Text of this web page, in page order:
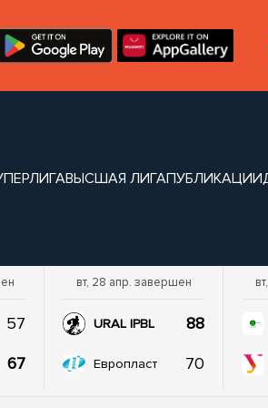
ВЫСШАЯ ЛИГАПУБЛИКАЦИИ
57
67
вт, 28 апр. завершен
URAL IPBL 88
Европласт 70